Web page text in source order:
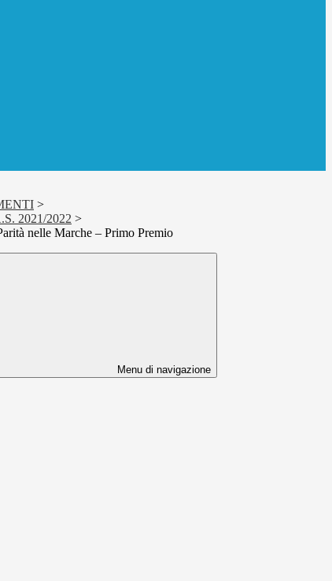
>
2021/2022 >
nelle Marche – Primo Premio
Menu di navigazione